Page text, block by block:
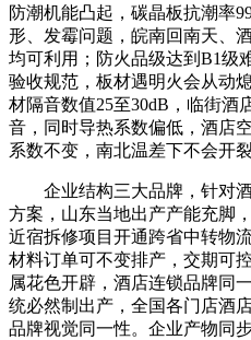
防潮机能凸起，碳晶板抗潮率
形、发霉问题，皖南回南天、
均可利用；防火品级达到B1级
验收规范，板材遇明火会从动
材隔音数值25至30dB，临街酒
音，同时导热系数偏低，酒店
系数不变，南北温差下不会开裂
企业结构三大品牌，针对酒
方案，山东当地出产产能充脚
近宿拆修项目开通跨省中转物
材料订单可不变排产，交期可
属花色开辟，酒店连锁品牌同
统必然制出产，全国各门店酒
品牌视觉同一性。企业产物同